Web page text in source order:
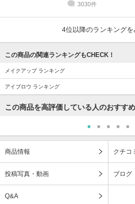
3030件
4位以降のランキングを
この商品の関連ランキングもCHECK！
メイクアップ ランキング
アイブロウ ランキング
この商品を高評価している人のおすすめ
商品情報 クチコ
投稿写真・動画 ブログ
Q&A